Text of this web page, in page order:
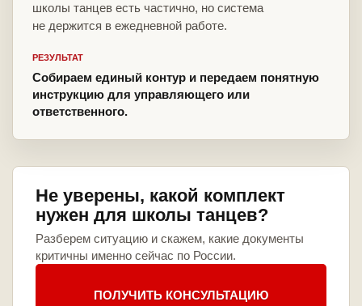
школы танцев есть частично, но система
не держится в ежедневной работе.
РЕЗУЛЬТАТ
Собираем единый контур и передаем понятную
инструкцию для управляющего или
ответственного.
Не уверены, какой комплект
нужен для школы танцев?
Разберем ситуацию и скажем, какие документы
критичны именно сейчас по России.
ПОЛУЧИТЬ КОНСУЛЬТАЦИЮ